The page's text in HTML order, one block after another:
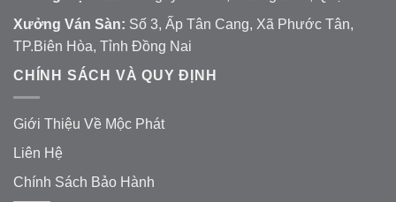
Xưởng Ván Sàn: Số 3, Ấp Tân Cang, Xã Phước Tân,
TP.Biên Hòa, Tỉnh Đồng Nai
CHÍNH SÁCH VÀ QUY ĐỊNH
Giới Thiệu Về Mộc Phát
Liên Hệ
Chính Sách Bảo Hành